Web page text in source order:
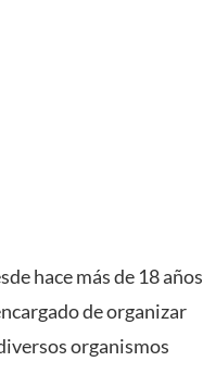
hace más de 18 años
de organizar
organismos